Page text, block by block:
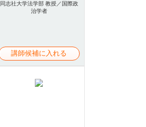
同志社大学法学部 教授／国際政
治学者
講師候補に入れる